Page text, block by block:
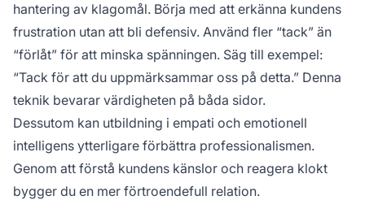
hantering av klagomål. Börja med att erkänna kundens
frustration utan att bli defensiv. Använd fler “tack” än
“förlåt” för att minska spänningen. Säg till exempel:
“Tack för att du uppmärksammar oss på detta.” Denna
teknik bevarar värdigheten på båda sidor.
Dessutom kan utbildning i empati och emotionell
intelligens ytterligare förbättra professionalismen.
Genom att förstå kundens känslor och reagera klokt
bygger du en mer förtroendefull relation.